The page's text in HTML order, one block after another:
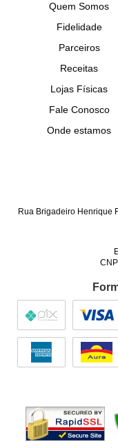
Quem Somos
Fidelidade
Parceiros
Receitas
Lojas Físicas
Fale Conosco
Onde estamos
Rua Brigadeiro Henrique